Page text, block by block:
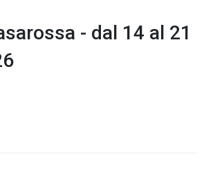
- dal 14 al 21